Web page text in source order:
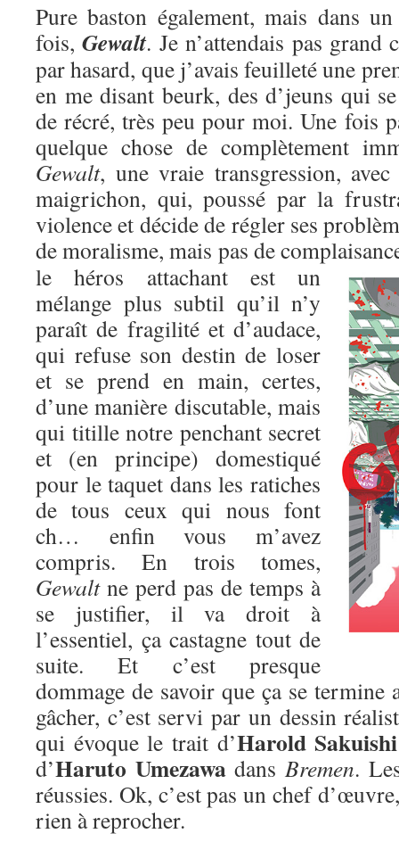
Pure baston également, mais dans
fois,Gewalt. Je n’attendais pas grand
par hasard, que j’avais feuilleté une
en me disant beurk, des d’jeuns qui
de récré, très peu pour moi. Une fois
quelque chose de complètement
Gewalt, une vraie transgression,
maigrichon, qui, poussé par la
violence et décide de régler ses
de moralisme, mais pas de
le héros attachant est un
mélange plus subtil qu’il n’y
paraît de fragilité et d’audace,
qui refuse son destin de loser
et se prend en main, certes,
d’une manière discutable, mais
qui titille notre penchant secret
et (en principe) domestiqué
pour le taquet dans les ratiches
de tous ceux qui nous font
ch… enfin vous m’avez
compris. En trois tomes,
Gewaltne perd pas de temps à
se justifier, il va droit à
l’essentiel, ça castagne tout de
suite. Et c’est presque
dommage de savoir que ça se
gâcher, c’est servi par un dessin
qui évoque le trait d’Harold Sakuishi
d’Haruto UmezawadansBremen.
réussies. Ok, c’est pas un chef
rien à reprocher.